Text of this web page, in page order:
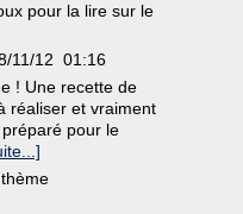
pour la lire sur le
11/12 01:16
! Une recette de
réaliser et vraiment
pour le